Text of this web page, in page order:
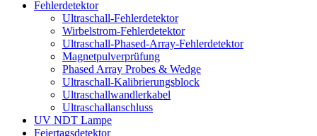
Fehlerdetektor
Ultraschall-Fehlerdetektor
Wirbelstrom-Fehlerdetektor
Ultraschall-Phased-Array-Fehlerdetektor
Magnetpulverprüfung
Phased Array Probes & Wedge
Ultraschall-Kalibrierungsblock
Ultraschallwandlerkabel
Ultraschallanschluss
UV NDT Lampe
Feiertagsdetektor